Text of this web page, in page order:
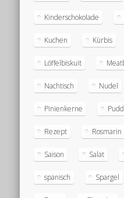
Kinderschokolade
Kuchen Kürbis
Löffelbiskuit
Nachtisch Nudel
Pinienkerne
Rezept Rosmarin
Saison Salat
spanisch Spargel